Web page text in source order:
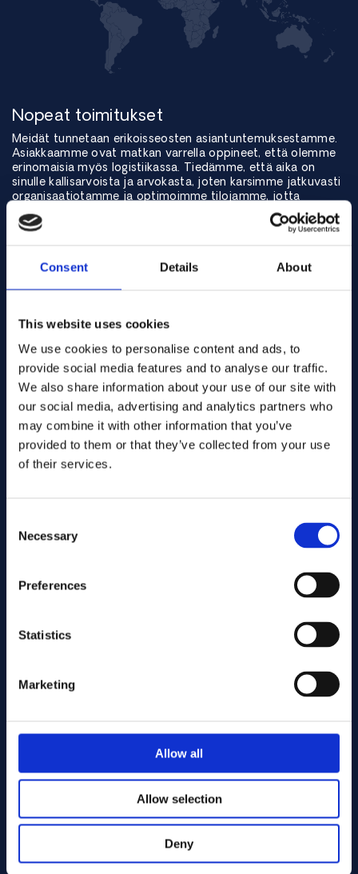
Consent Details About
This website uses cookies
We use cookies to personalise content and ads, to
provide social media features and to analyse our traffic.
We also share information about your use of our site with
our social media, advertising and analytics partners who
may combine it with other information that you’ve
provided to them or that they’ve collected from your use
of their services.
Selection
Necessary
Preferences
Statistics
Marketing
Allow all
Allow selection
Deny
Nopeat toimitukset
Meidät tunnetaan erikoisseosten asiantuntemuksestamme.
Asiakkaamme ovat matkan varrella oppineet, että olemme
erinomaisia myös logistiikassa. Tiedämme, että aika on
sinulle kallisarvoista ja arvokasta, joten karsimme jatkuvasti
organisaatiotamme ja optimoimme tilojamme, jotta
erikoisseosvarastomme ja ainutlaatuisten sisäisten
emme koskaan tingi laadusta, ja turvallisuutesi vuoksi